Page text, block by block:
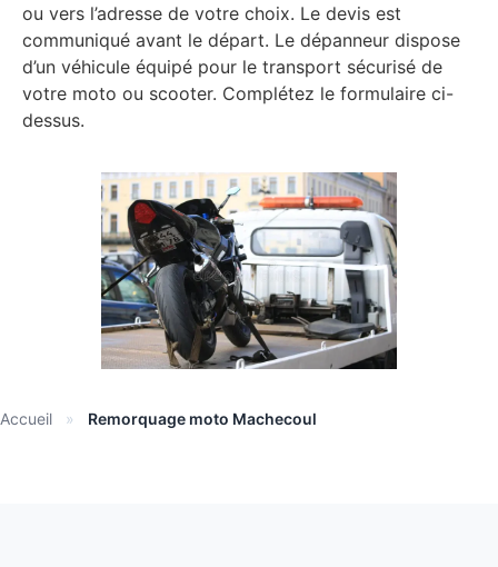
ou vers l’adresse de votre choix. Le devis est
communiqué avant le départ. Le dépanneur dispose
d’un véhicule équipé pour le transport sécurisé de
votre moto ou scooter. Complétez le formulaire ci-
dessus.
Accueil » Remorquage moto Machecoul